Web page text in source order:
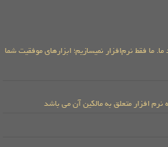
ما فقط نرم‌افزار نمیسازیم؛ ابزارهای موفقیت شما